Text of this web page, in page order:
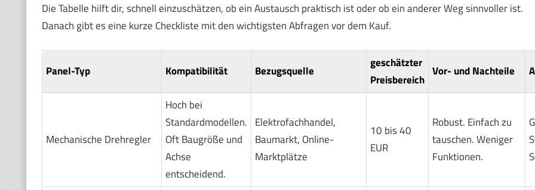
Die Tabelle hilft dir, schnell einzuschätzen, ob ein Austausch praktisch ist oder ob ein anderer Weg sinnvoller ist.
Danach gibt es eine kurze Checkliste mit den wichtigsten Abfragen vor dem Kauf.
Panel-Typ Kompatibilität Bezugsquelle
geschätzter
Preisbereich
Vor- und Nachteile
Mechanische Drehregler
Hoch bei
Standardmodellen.
Oft Baugröße und
Achse
entscheidend.
Elektrofachhandel,
Baumarkt, Online-
Marktplätze
10 bis 40
EUR
Robust. Einfach zu
tauschen. Weniger
Funktionen.